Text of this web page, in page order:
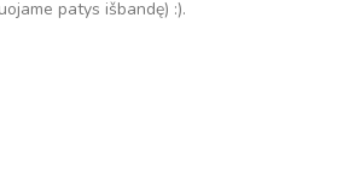
patys išbandę) :).